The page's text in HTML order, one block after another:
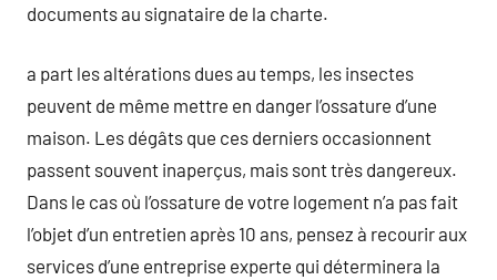
documents au signataire de la charte.
a part les altérations dues au temps, les insectes
peuvent de même mettre en danger l’ossature d’une
maison. Les dégâts que ces derniers occasionnent
passent souvent inaperçus, mais sont très dangereux.
Dans le cas où l’ossature de votre logement n’a pas fait
l’objet d’un entretien après 10 ans, pensez à recourir aux
services d’une entreprise experte qui déterminera la